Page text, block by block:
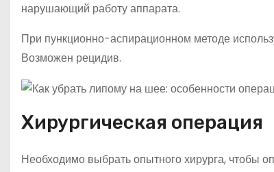
нарушающий работу аппарата.
При пункционно-аспирационном методе
Возможен рецидив.
Хирургическая операция
Необходимо выбрать опытного хирурга, чтобы